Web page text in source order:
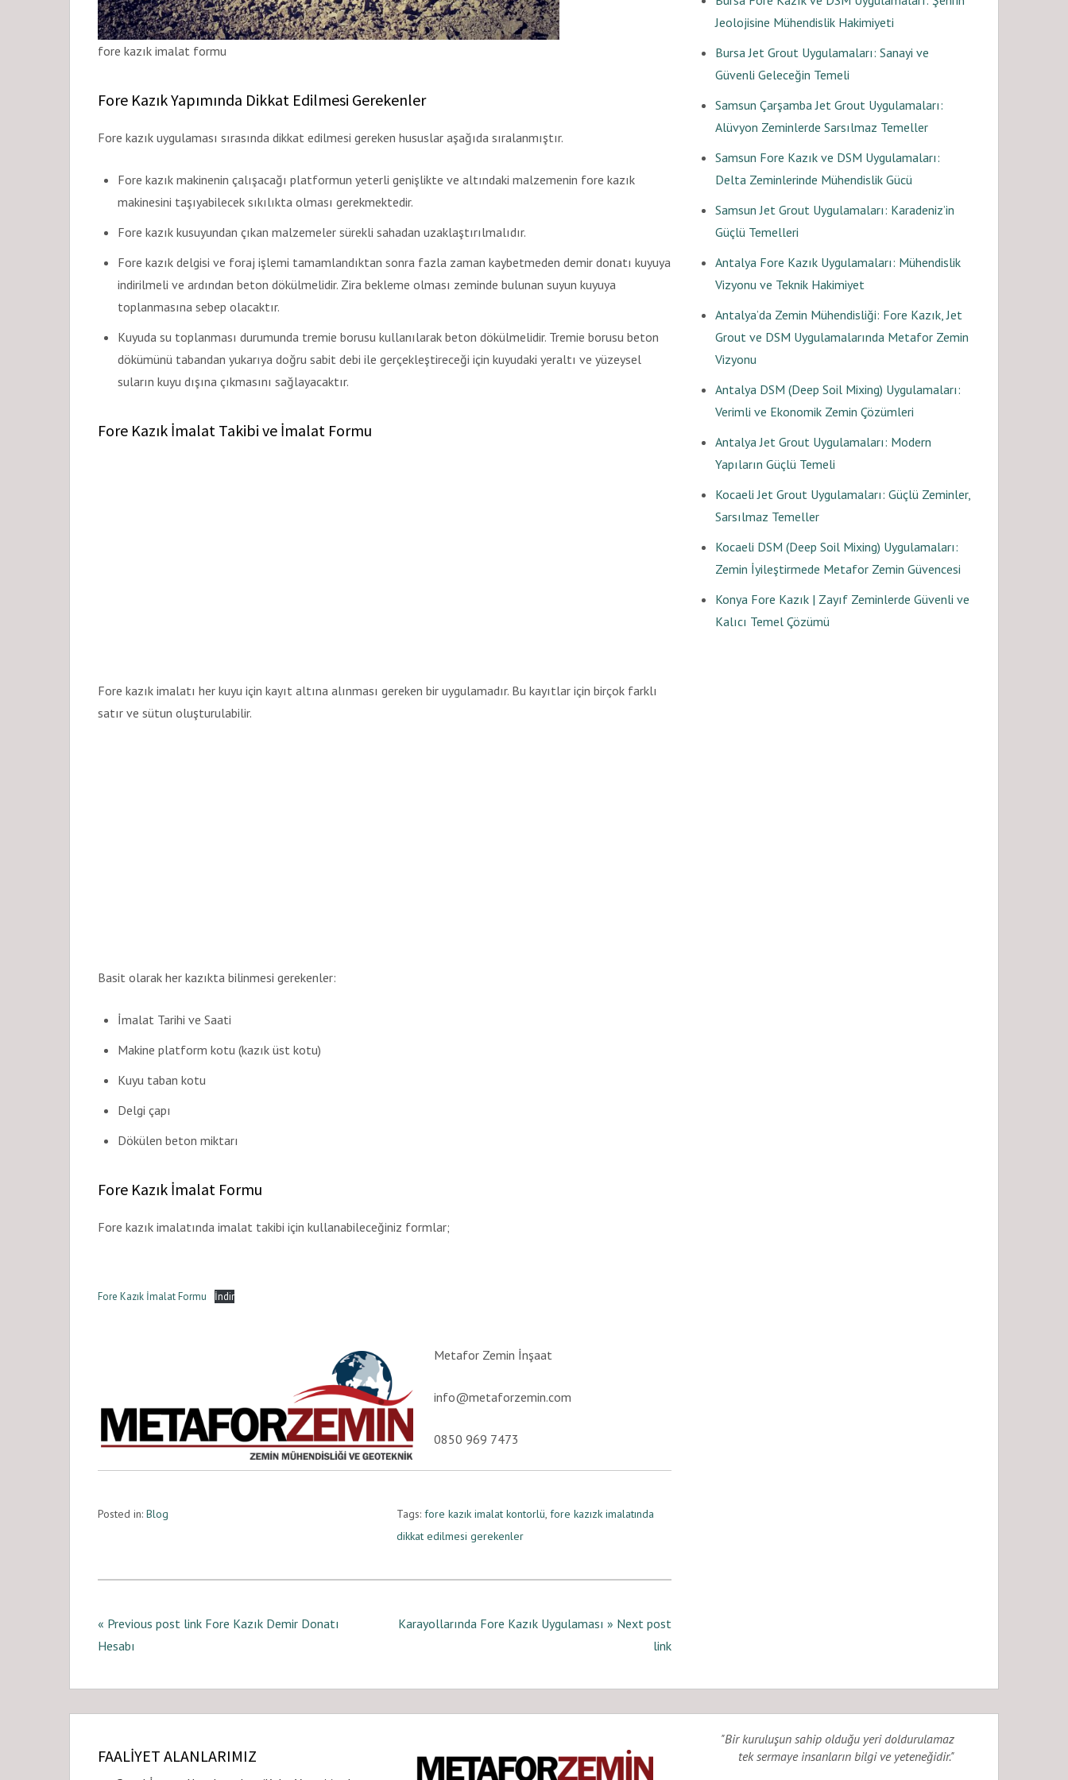
fore kazık imalat formu
Fore Kazık Yapımında Dikkat Edilmesi Gerekenler
Fore kazık uygulaması sırasında dikkat edilmesi gereken hususlar aşağıda sıralanmıştır.
Fore kazık makinenin çalışacağı platformun yeterli genişlikte ve altındaki malzemenin fore kazık
makinesini taşıyabilecek sıkılıkta olması gerekmektedir.
Fore kazık kusuyundan çıkan malzemeler sürekli sahadan uzaklaştırılmalıdır.
Fore kazık delgisi ve foraj işlemi tamamlandıktan sonra fazla zaman kaybetmeden demir donatı kuyuya
indirilmeli ve ardından beton dökülmelidir. Zira bekleme olması zeminde bulunan suyun kuyuya
toplanmasına sebep olacaktır.
Kuyuda su toplanması durumunda tremie borusu kullanılarak beton dökülmelidir. Tremie borusu beton
dökümünü tabandan yukarıya doğru sabit debi ile gerçekleştireceği için kuyudaki yeraltı ve yüzeysel
suların kuyu dışına çıkmasını sağlayacaktır.
Fore Kazık İmalat Takibi ve İmalat Formu
Fore kazık imalatı her kuyu için kayıt altına alınması gereken bir uygulamadır. Bu kayıtlar için birçok farklı
satır ve sütun oluşturulabilir.
Basit olarak her kazıkta bilinmesi gerekenler:
İmalat Tarihi ve Saati
Makine platform kotu (kazık üst kotu)
Kuyu taban kotu
Delgi çapı
Dökülen beton miktarı
Fore Kazık İmalat Formu
Fore kazık imalatında imalat takibi için kullanabileceğiniz formlar;
Fore Kazık İmalat Formu İndir
Metafor Zemin İnşaat
info@metaforzemin.com
0850 969 7473
Posted in: Blog Tags: fore kazık imalat kontorlü, fore kazızk imalatında
dikkat edilmesi gerekenler
« Previous post link Fore Kazık Demir Donatı
Hesabı
Karayollarında Fore Kazık Uygulaması » Next post
link
Jeolojisine Mühendislik Hakimiyeti
Bursa Jet Grout Uygulamaları: Sanayi ve
Güvenli Geleceğin Temeli
Samsun Çarşamba Jet Grout Uygulamaları:
Alüvyon Zeminlerde Sarsılmaz Temeller
Samsun Fore Kazık ve DSM Uygulamaları:
Delta Zeminlerinde Mühendislik Gücü
Samsun Jet Grout Uygulamaları: Karadeniz’in
Güçlü Temelleri
Antalya Fore Kazık Uygulamaları: Mühendislik
Vizyonu ve Teknik Hakimiyet
Antalya’da Zemin Mühendisliği: Fore Kazık, Jet
Grout ve DSM Uygulamalarında Metafor Zemin
Vizyonu
Antalya DSM (Deep Soil Mixing) Uygulamaları:
Verimli ve Ekonomik Zemin Çözümleri
Antalya Jet Grout Uygulamaları: Modern
Yapıların Güçlü Temeli
Kocaeli Jet Grout Uygulamaları: Güçlü Zeminler,
Sarsılmaz Temeller
Kocaeli DSM (Deep Soil Mixing) Uygulamaları:
Zemin İyileştirmede Metafor Zemin Güvencesi
Konya Fore Kazık | Zayıf Zeminlerde Güvenli ve
Kalıcı Temel Çözümü
FAALİYET ALANLARIMIZ
"Bir kuruluşun sahip olduğu yeri doldurulamaz
tek sermaye insanların bilgi ve yeteneğidir."